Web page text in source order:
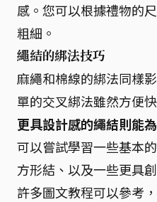
感。您可以根據禮物的
粗細。
繩結的綁法技巧
麻繩和棉線的綁法同樣
單的交叉綁法雖然方便
更具設計感的繩結則能
可以嘗試學習一些基本
方形結、以及一些更具
許多圖文教程可以參考